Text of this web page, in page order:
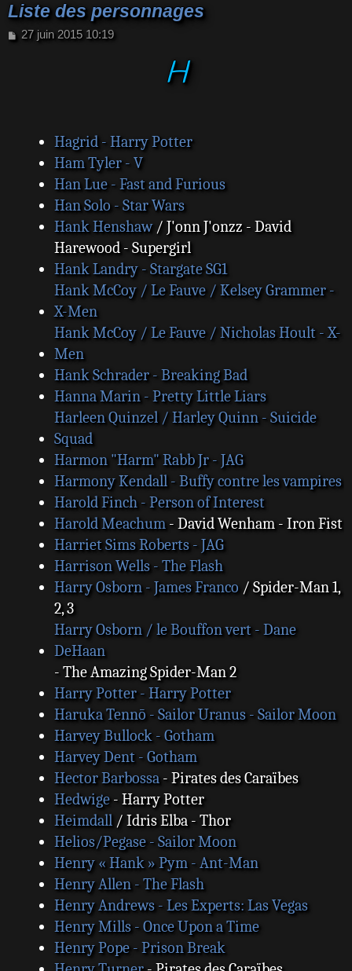
Liste des personnages
M
27 juin 2015 10:19
H
Hagrid - Harry Potter
Ham Tyler - V
Han Lue - Fast and Furious
Han Solo - Star Wars
Hank Henshaw/ J'onn J'onzz - David
Harewood - Supergirl
Hank Landry - Stargate SG1
Hank McCoy / Le Fauve / Kelsey Grammer -
X-Men
Hank McCoy / Le Fauve / Nicholas Hoult - X-
Men
Hank Schrader - Breaking Bad
Hanna Marin - Pretty Little Liars
Harleen Quinzel / Harley Quinn - Suicide
Squad
Harmon "Harm" Rabb Jr - JAG
Harmony Kendall - Buffy contre les vampires
Harold Finch - Person of Interest
Harold Meachum- David Wenham - Iron Fist
Harriet Sims Roberts - JAG
Harrison Wells - The Flash
Harry Osborn - James Franco/ Spider-Man 1,
2, 3
Harry Osborn / le Bouffon vert - Dane
DeHaan
- The Amazing Spider-Man 2
Harry Potter - Harry Potter
Haruka Tennō - Sailor Uranus - Sailor Moon
Harvey Bullock - Gotham
Harvey Dent - Gotham
Hector Barbossa- Pirates des Caraïbes
Hedwige- Harry Potter
Heimdall/ Idris Elba - Thor
Helios/Pegase - Sailor Moon
Henry « Hank » Pym - Ant-Man
Henry Allen - The Flash
Henry Andrews - Les Experts: Las Vegas
Henry Mills - Once Upon a Time
Henry Pope - Prison Break